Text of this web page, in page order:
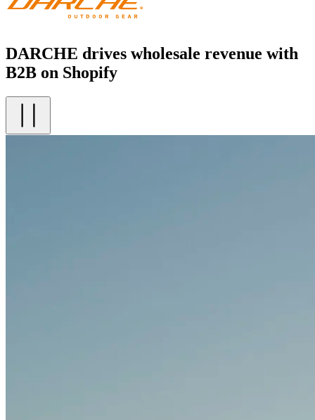
DARCHE drives wholesale revenue with
B2B on Shopify